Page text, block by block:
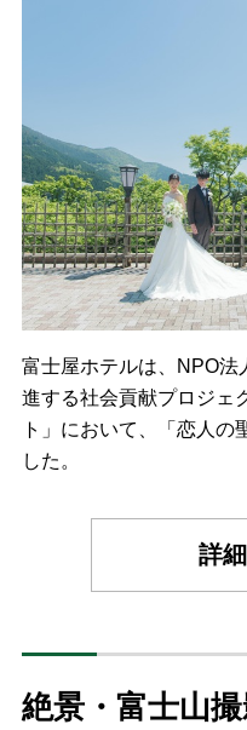
富士屋ホテルは、NPO法
進する社会貢献プロジェ
ト」において、「恋人の
した。
詳
絶景・富士山